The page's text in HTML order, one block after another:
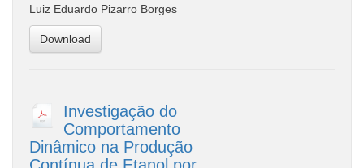
Luiz Eduardo Pizarro Borges
Download
Investigação do
Comportamento
Dinâmico na Produção
Contínua de Etanol por